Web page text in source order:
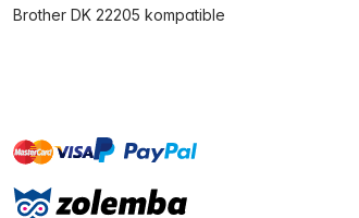
Brother DK 22205 kompatible
mastervisa paypal